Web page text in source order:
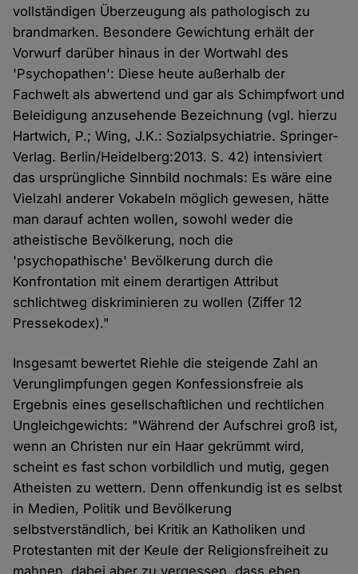
vollständigen Überzeugung als pathologisch zu
brandmarken. Besondere Gewichtung erhält der
Vorwurf darüber hinaus in der Wortwahl des
'Psychopathen': Diese heute außerhalb der
Fachwelt als abwertend und gar als Schimpfwort und
Beleidigung anzusehende Bezeichnung (vgl. hierzu
Hartwich, P.; Wing, J.K.: Sozialpsychiatrie. Springer-
Verlag. Berlin/Heidelberg:2013. S. 42) intensiviert
das ursprüngliche Sinnbild nochmals: Es wäre eine
Vielzahl anderer Vokabeln möglich gewesen, hätte
man darauf achten wollen, sowohl weder die
atheistische Bevölkerung, noch die
'psychopathische' Bevölkerung durch die
Konfrontation mit einem derartigen Attribut
schlichtweg diskriminieren zu wollen (Ziffer 12
Pressekodex)."
Insgesamt bewertet Riehle die steigende Zahl an
Verunglimpfungen gegen Konfessionsfreie als
Ergebnis eines gesellschaftlichen und rechtlichen
Ungleichgewichts: "Während der Aufschrei groß ist,
wenn an Christen nur ein Haar gekrümmt wird,
scheint es fast schon vorbildlich und mutig, gegen
Atheisten zu wettern. Denn offenkundig ist es selbst
in Medien, Politik und Bevölkerung
selbstverständlich, bei Kritik an Katholiken und
Protestanten mit der Keule der Religionsfreiheit zu